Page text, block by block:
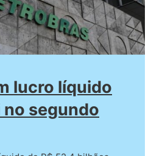
lucro líquido
no segundo